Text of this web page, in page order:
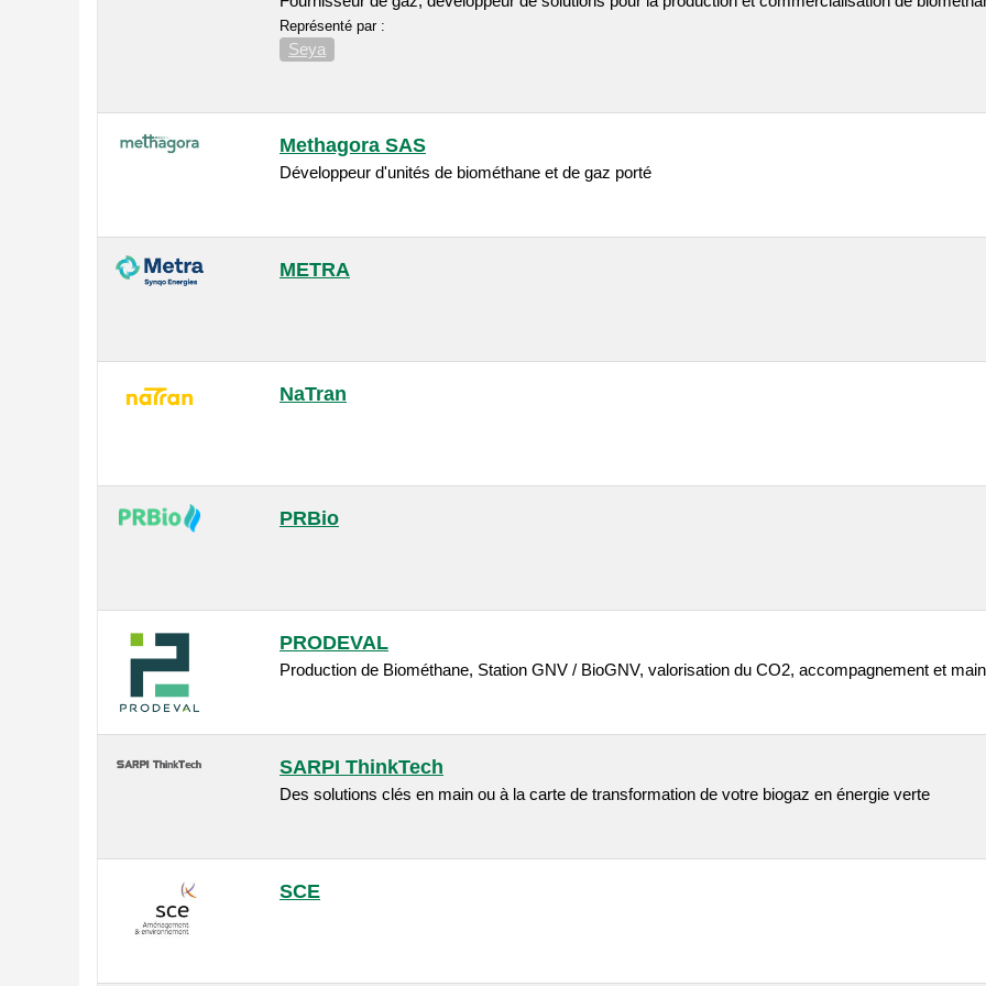
Représenté par :
Seya
Methagora SAS
Développeur d'unités de biométhane et de gaz porté
METRA
NaTran
PRBio
PRODEVAL
Production de Biométhane, Station GNV / BioGNV, valorisation du CO2, accompagnement et
SARPI ThinkTech
Des solutions clés en main ou à la carte de transformation de votre biogaz en énergie verte
SCE